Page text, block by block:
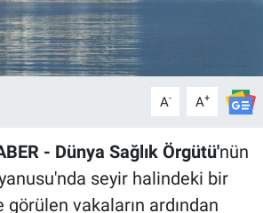
A- A+
- Dünya Sağlık Örgütü'nün
seyir halindeki bir
vakaların ardından